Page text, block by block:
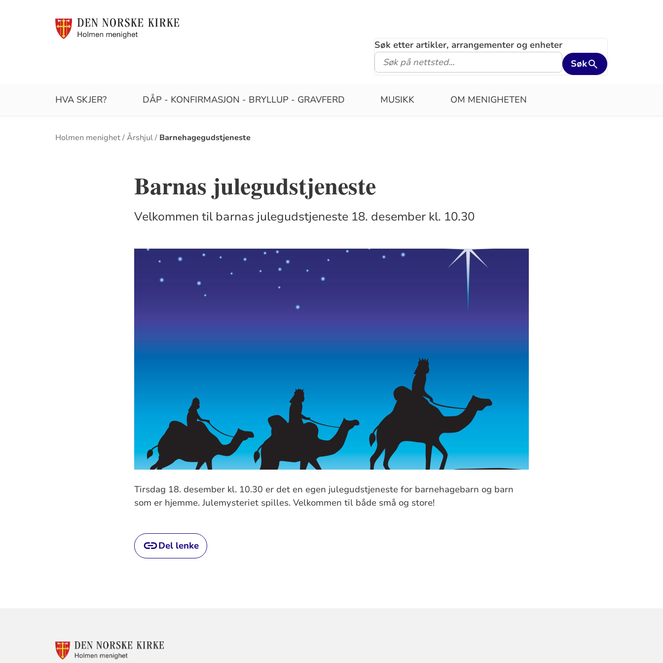
Søk etter artikler, arrangementer og enheter
Søk
HVA SKJER? DÅP - KONFIRMASJON - BRYLLUP - GRAVFERD MUSIKK OM MENIGHETEN
Brødsmulesti
Holmen menighet Årshjul Barnehagegudstjeneste
Barnas julegudstjeneste
Velkommen til barnas julegudstjeneste 18. desember kl. 10.30
Tirsdag 18. desember kl. 10.30 er det en egen julegudstjeneste for barnehagebarn og barn
som er hjemme. Julemysteriet spilles. Velkommen til både små og store!
Del lenke
KONTAKTINFORMASJON